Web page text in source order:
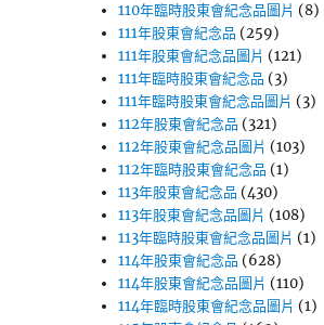
110年臨時股東會紀念品圖片 (8)
111年股東會紀念品 (259)
111年股東會紀念品圖片 (121)
111年臨時股東會紀念品 (3)
111年臨時股東會紀念品圖片 (3)
112年股東會紀念品 (321)
112年股東會紀念品圖片 (103)
112年臨時股東會紀念品 (1)
113年股東會紀念品 (430)
113年股東會紀念品圖片 (108)
113年臨時股東會紀念品圖片 (1)
114年股東會紀念品 (628)
114年股東會紀念品圖片 (110)
114年臨時股東會紀念品圖片 (1)